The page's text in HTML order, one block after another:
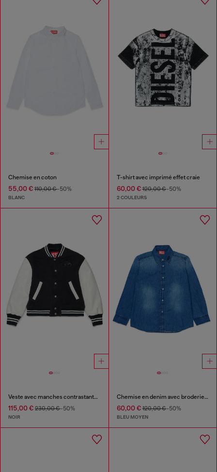
Chemise en coton
55,00 € 110,00 €-50%
BLANC
T-shirt avec imprimé effet craie
60,00 €120,00 €-50%
2 COULEURS
Veste avec manches contrastantes et broderie
115,00 € 230,00 €-50%
NOIR
Chemise en denim avec broderie Oval D
60,00 €120,00 €-50%
BLEU MOYEN